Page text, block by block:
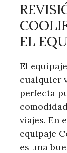
EL
El
cualquier
perfecta
viajes. En
equipaje
es una